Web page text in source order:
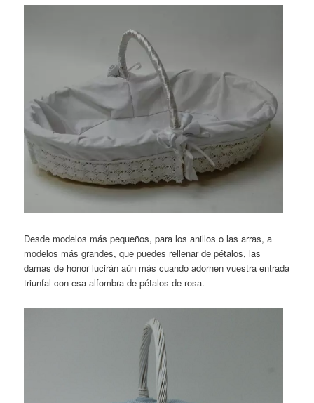
Desde modelos más pequeños, para los anillos o las arras, a
modelos más grandes, que puedes rellenar de pétalos, las
damas de honor lucirán aún más cuando adornen vuestra entrada
triunfal con esa alfombra de pétalos de rosa.